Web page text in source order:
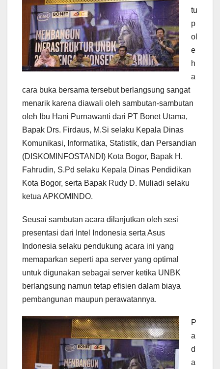
tu
p
ol
e
h
a
cara buka bersama tersebut berlangsung sangat
menarik karena diawali oleh sambutan-sambutan
oleh Ibu Hani Purnawanti dari PT Bonet Utama,
Bapak Drs. Firdaus, M.Si selaku Kepala Dinas
Komunikasi, Informatika, Statistik, dan Persandian
(DISKOMINFOSTANDI) Kota Bogor, Bapak H.
Fahrudin, S.Pd selaku Kepala Dinas Pendidikan
Kota Bogor, serta Bapak Rudy D. Muliadi selaku
ketua APKOMINDO.
Seusai sambutan acara dilanjutkan oleh sesi
presentasi dari Intel Indonesia serta Asus
Indonesia selaku pendukung acara ini yang
memaparkan seperti apa server yang optimal
untuk digunakan sebagai server ketika UNBK
berlangsung namun tetap efisien dalam biaya
pembangunan maupun perawatannya.
P
a
d
a